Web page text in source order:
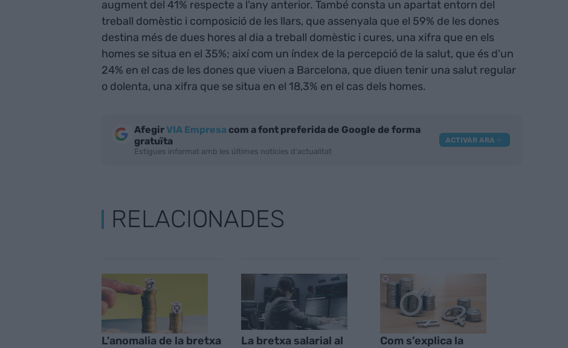
augment del 41% respecte a l'any anterior. També consta un apartat entorn del
treball domèstic i composició de les llars, que assenyala que el 59% de les dones
destina més de dues hores al dia a treball domèstic i cures, una xifra que en els
homes se situa en el 35%; així com un índex de la percepció de la salut, que és d'un
24% en el cas de les dones que viuen a Barcelona, que diuen tenir una salut regular
o dolenta, una xifra que se situa en el 18,3% en el cas dels homes.
AfegirVIA Empresacom a font preferida de Google de forma
gratuïta
Estigues informat amb les últimes notícies d'actualitat
ACTIVAR ARA
RELACIONADES
L'anomalia de la bretxa La bretxa salarial al Com s’explica la